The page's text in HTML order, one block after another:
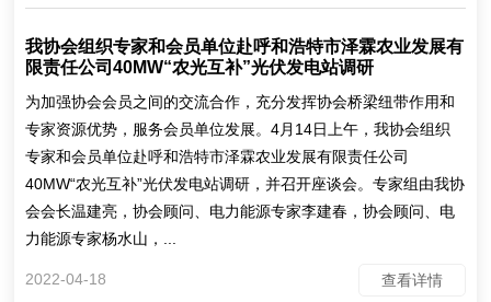
我协会组织专家和会员单位赴呼和浩特市泽霖农业发展有
限责任公司40MW“农光互补”光伏发电站调研
为加强协会会员之间的交流合作，充分发挥协会桥梁纽带作用和
专家资源优势，服务会员单位发展。4月14日上午，我协会组织
专家和会员单位赴呼和浩特市泽霖农业发展有限责任公司
40MW“农光互补”光伏发电站调研，并召开座谈会。专家组由我协
会会长温建亮，协会顾问、电力能源专家李建春，协会顾问、电
力能源专家杨水山，...
2022-04-18 查看详情